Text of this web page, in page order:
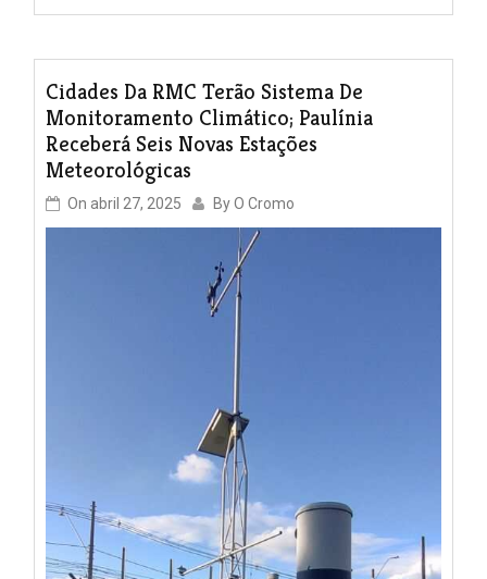
Cidades Da RMC Terão Sistema De
Monitoramento Climático; Paulínia
Receberá Seis Novas Estações
Meteorológicas
On abril 27, 2025 ByO Cromo